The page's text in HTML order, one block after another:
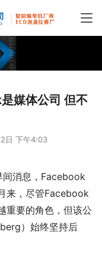
媒体公司 但不
日 下午4:03
间消息，Facebook
来，尽管Facebook
重要的角色，但该公
）始终坚持后